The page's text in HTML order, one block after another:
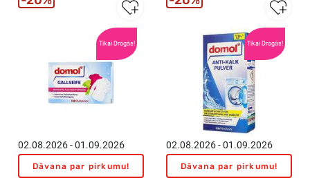
Tikai Drogās!
02.08.2026 - 01.09.2026
Dāvana par pirkumu!
Tikai Drogās!
02.08.2026 - 01.09.2026
Dāvana par pirkumu!